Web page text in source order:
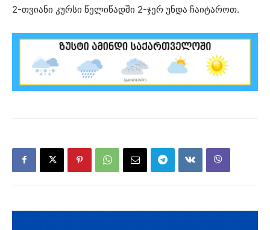
2-თვიანი კურსი წელიწადში 2-ჯერ უნდა ჩაიტაროთ.